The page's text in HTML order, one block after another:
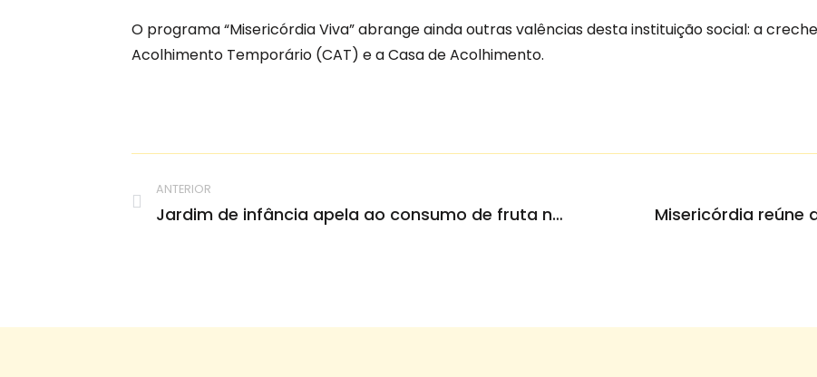
O programa “Misericórdia Viva” abrange ainda outras valências desta instituição social: a
Acolhimento Temporário (CAT) e a Casa de Acolhimento.
ANTERIOR
Jardim de infância apela ao consumo de fruta no Dia da Alimentação